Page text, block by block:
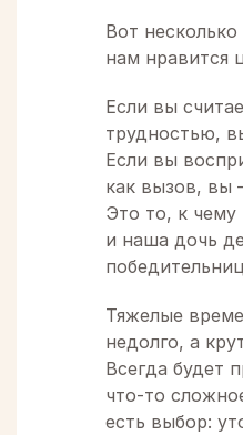
Вот
нам нравится
Если вы
трудностью,
Если вы
как вызов, вы
Это то, к
и наша дочь
Тяжелые
недолго, а
Всегда будет
что-то
есть выбор: